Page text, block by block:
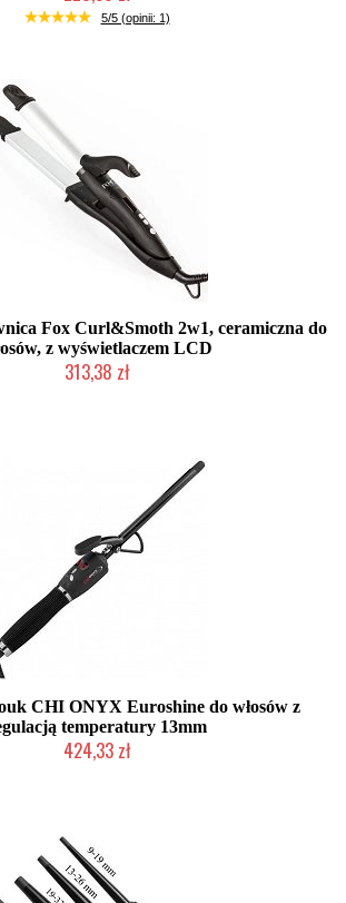
Duża ilość (wysyłka w 24h)
5/5 (opinii: 1)
Fox Curl&Smoth 2w1, ceramiczna do
z wyświetlaczem LCD
313,38 zł
CHI ONYX Euroshine do włosów z
temperatury 13mm
424,33 zł